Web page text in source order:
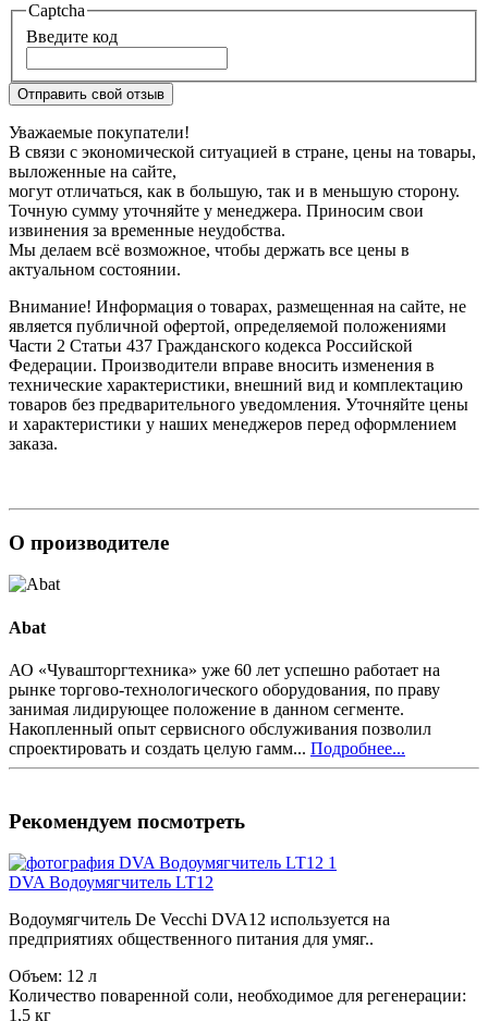
Captcha
Введите код
Отправить свой отзыв
Уважаемые покупатели!
В связи с экономической ситуацией в стране, цены на товары,
выложенные на сайте,
могут отличаться, как в большую, так и в меньшую сторону.
Точную сумму уточняйте у менеджера. Приносим свои
извинения за временные неудобства.
Мы делаем всё возможное, чтобы держать все цены в
актуальном состоянии.
Внимание! Информация о товарах, размещенная на сайте, не
является публичной офертой, определяемой положениями
Части 2 Статьи 437 Гражданского кодекса Российской
Федерации. Производители вправе вносить изменения в
технические характеристики, внешний вид и комплектацию
товаров без предварительного уведомления. Уточняйте цены
и характеристики у наших менеджеров перед оформлением
заказа.
О производителе
Abat
АО «Чувашторгтехника» уже 60 лет успешно работает на
рынке торгово-технологического оборудования, по праву
занимая лидирующее положение в данном сегменте.
Накопленный опыт сервисного обслуживания позволил
спроектировать и создать целую гамм... Подробнее...
Рекомендуем посмотреть
DVA Водоумягчитель LT12
Водоумягчитель De Vecchi DVA12 используется на
предприятиях общественного питания для умяг..
Объем: 12 л
Количество поваренной соли, необходимое для регенерации:
1,5 кг